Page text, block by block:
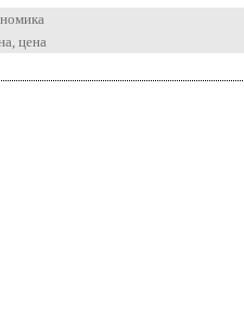
, цена